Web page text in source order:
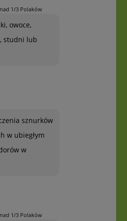
1/3 Polaków
owoce,
studni lub
sznurków
w ubiegłym
w
1/3 Polaków